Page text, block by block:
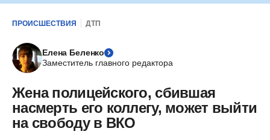
ПРОИСШЕСТВИЯ ДТП
Елена Беленко
Заместитель главного редактора
Жена полицейского, сбившая
насмерть его коллегу, может выйти
на свободу в ВКО